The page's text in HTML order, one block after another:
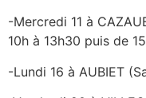
-Mercredi 11 à
10h à 13h30 puis de
-Lundi 16 à AUBIET